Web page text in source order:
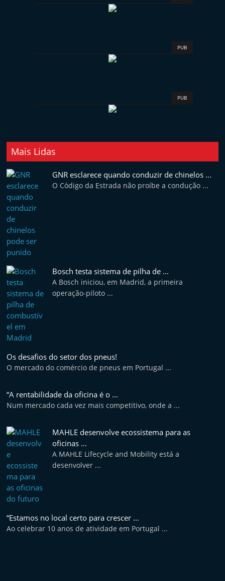
PUB
PUB
Mais Lidas
GNR esclarece quando conduzir de chinelos ...
O Código da Estrada não proíbe a condução ...
Bosch testa sistema de pilha de ...
A Bosch iniciou, em Madrid, a primeira
operação-piloto ...
Os desafios do setor dos pneus!
O mercado do comércio de pneus em Portugal ...
“A rentabilidade da oficina é o ...
Num mercado cada vez mais competitivo, onde a ...
MAHLE desenvolve ecossistema para as
oficinas ...
A MAHLE Lifecycle and Mobility está a
desenvolver ...
“Estamos no local certo para crescer ...
Ao celebrar 10 anos de atividade em Portugal ...